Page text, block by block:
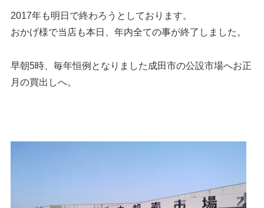
2017年も明日で終わろうとしております。
おかげ様で当店も本日、年内全ての事が終了しました。
早朝5時、毎年恒例となりました成田市の公設市場へお正
月の買出しへ。